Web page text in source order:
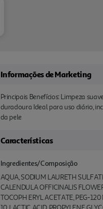
Informações de Marketing
Principais Benefícios: Limpeza
duradoura Ideal para uso diário,
da pele
Características
Ingredientes/Composição
AQUA, SODIUM LAURETH
CALENDULA OFFICINALIS
TOCOPH ERYL ACETATE, PEG-